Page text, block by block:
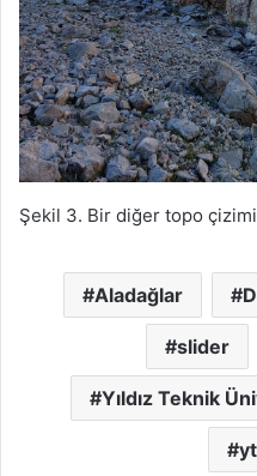
Şekil 3. Bir diğer topo
Aladağlar
slider
Yıldız Teknik